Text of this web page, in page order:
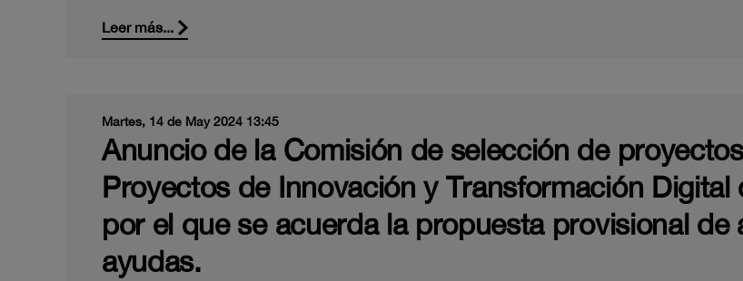
Leer más...
Martes, 14 de May 2024 13:45
Anuncio de la Comisión de selección de
Proyectos de Innovación y Transformación Digital
por el que se acuerda la propuesta provisional
ayudas.